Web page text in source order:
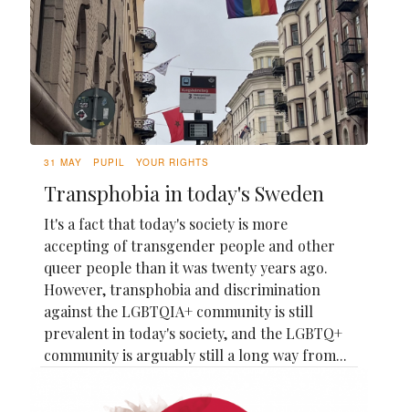
31 MAY PUPIL YOUR RIGHTS
Transphobia in today's Sweden
It's a fact that today's society is more
accepting of transgender people and other
queer people than it was twenty years ago.
However, transphobia and discrimination
against the LGBTQIA+ community is still
prevalent in today's society, and the LGBTQ+
community is arguably still a long way from...